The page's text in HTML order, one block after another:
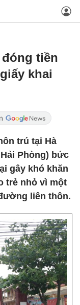
tiền
khai
trú tại Hà
Phòng) bức
gây khó khăn
trẻ nhỏ vì một
liên thôn.